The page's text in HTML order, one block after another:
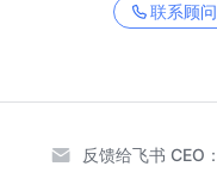
联系顾问
反馈给飞书 CEO：